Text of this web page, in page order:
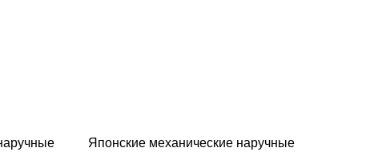
Японские механические наручные